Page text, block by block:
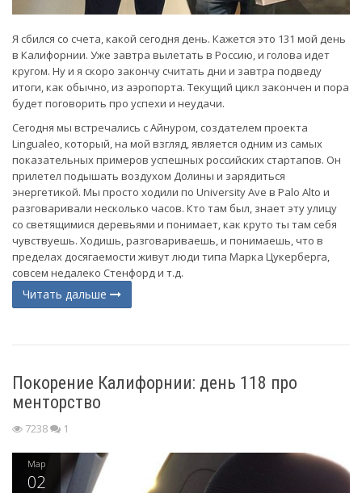
Я сбился со счета, какой сегодня день. Кажется это 131 мой день
в Калифорнии. Уже завтра вылетать в Россию, и голова идет
кругом. Ну и я скоро закончу считать дни и завтра подведу
итоги, как обычно, из аэропорта. Текущий цикл закончен и пора
будет поговорить про успехи и неудачи.
Сегодня мы встречались с Айнуром, создателем проекта
Lingualeo, который, на мой взгляд, является одним из самых
показательных примеров успешных российских стартапов. Он
прилетел подышать воздухом Долины и зарядиться
энергетикой. Мы просто ходили по University Ave в Palo Alto и
разговаривали несколько часов. Кто там был, знает эту улицу
со светящимися деревьями и понимает, как круто ты там себя
чувствуешь. Ходишь, разговариваешь, и понимаешь, что в
пределах досягаемости живут люди типа Марка Цукерберга,
совсем недалеко Стенфорд и т.д.
Читать дальше
Покорение Калифорнии: день 118 про
менторство
7238 1
Мар
02